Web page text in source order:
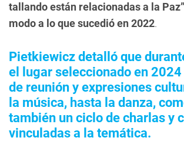
tallando están relacionadas a la
modo a lo que sucedió en 2022.
Pietkiewicz detalló que
el lugar seleccionado en
de reunión y expresiones
la música, hasta la danza,
también un ciclo de charlas y
vinculadas a la temática.